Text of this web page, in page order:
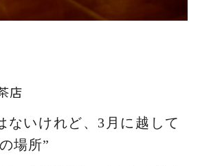
店
ないけれど、3月に越して
場所”